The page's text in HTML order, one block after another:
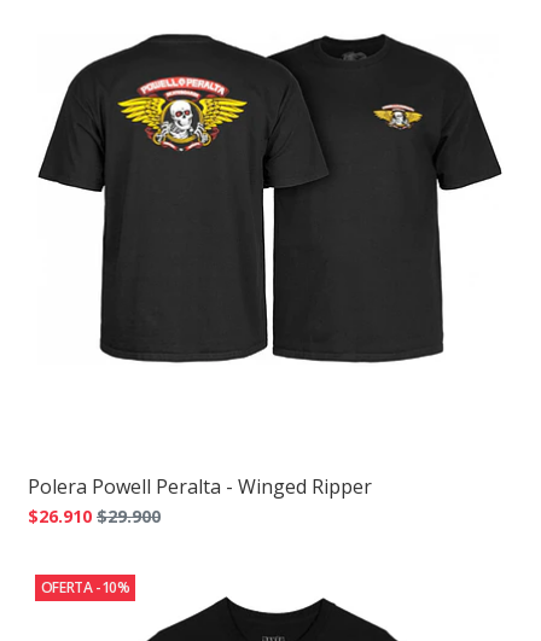
Polera Powell Peralta - Winged Ripper
$26.910 $29.900
OFERTA -10%